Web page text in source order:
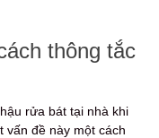
thông tắc
rửa bát tại nhà khi
vấn đề này một cách